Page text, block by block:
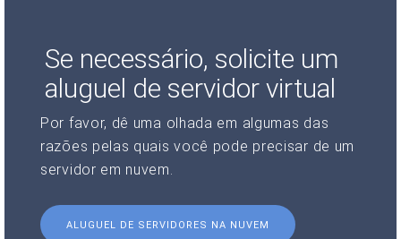
Se necessário, solicite um
aluguel de servidor virtual
Por favor, dê uma olhada em algumas das
razões pelas quais você pode precisar de um
servidor em nuvem.
ALUGUEL DE SERVIDORES NA NUVEM